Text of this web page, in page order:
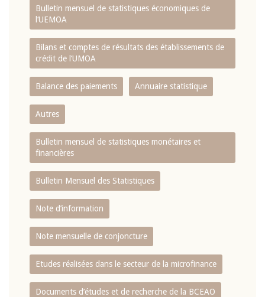
Bulletin mensuel de statistiques économiques de
l‘UEMOA
Bilans et comptes de résultats des établissements de
crédit de l‘UMOA
Balance des paiements Annuaire statistique
Autres
Bulletin mensuel de statistiques monétaires et
financières
Bulletin Mensuel des Statistiques
Note d’information
Note mensuelle de conjoncture
Etudes réalisées dans le secteur de la microfinance
Documents d’études et de recherche de la BCEAO